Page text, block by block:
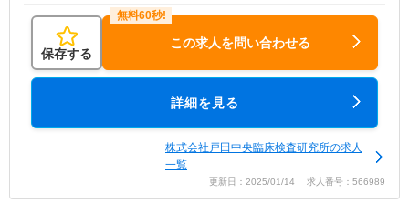
保存する
この求人を問い合わせる
詳細を見る
株式会社戸田中央臨床検査研究所の求人
一覧
更新日：2025/01/14 求人番号：566989